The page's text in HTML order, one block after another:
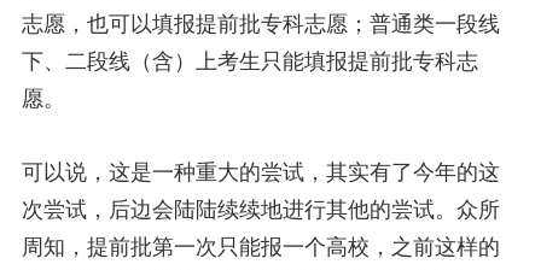
志愿，也可以填报提前批专科志愿；普通类一段线
下、二段线（含）上考生只能填报提前批专科志
愿。
可以说，这是一种重大的尝试，其实有了今年的这
次尝试，后边会陆陆续续地进行其他的尝试。众所
周知，提前批第一次只能报一个高校，之前这样的